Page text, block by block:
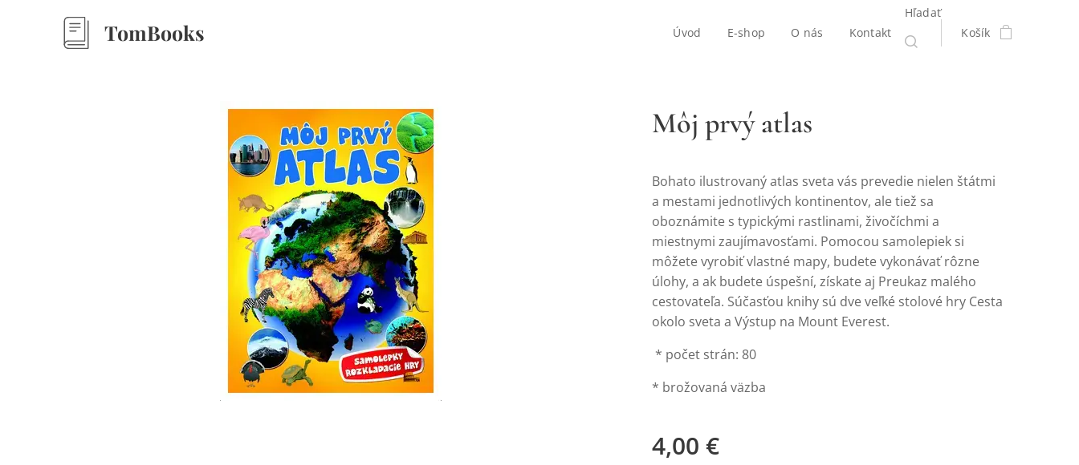
TomBooks Úvod E-shop O nás Kontakt
Hľadať
Košík
Môj prvý atlas
Bohato ilustrovaný atlas sveta vás prevedie nielen štátmi
a mestami jednotlivých kontinentov, ale tiež sa
oboznámite s typickými rastlinami, živočíchmi a
miestnymi zaujímavosťami. Pomocou samolepiek si
môžete vyrobiť vlastné mapy, budete vykonávať rôzne
úlohy, a ak budete úspešní, získate aj Preukaz malého
cestovateľa. Súčasťou knihy sú dve veľké stolové hry Cesta
okolo sveta a Výstup na Mount Everest.
* počet strán: 80
* brožovaná väzba
4,00 €